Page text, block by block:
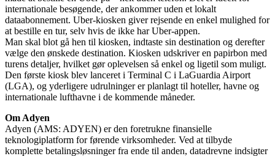
internationale besøgende, der ankommer uden et lokalt
dataabonnement. Uber-kiosken giver rejsende en enkel mulighed for
at bestille en tur, selv hvis de ikke har Uber-appen.
Man skal blot gå hen til kiosken, indtaste sin destination og derefter
vælge den ønskede destination. Kiosken udskriver en papirbon med
turens detaljer, hvilket gør oplevelsen så enkel og ligetil som muligt.
Den første kiosk blev lanceret i Terminal C i LaGuardia Airport
(LGA), og yderligere udrulninger er planlagt til hoteller, havne og
internationale lufthavne i de kommende måneder.
Om Adyen
Adyen (AMS: ADYEN) er den foretrukne finansielle
teknologiplatform for førende virksomheder. Ved at tilbyde
komplette betalingsløsninger fra ende til anden, datadrevne indsigter